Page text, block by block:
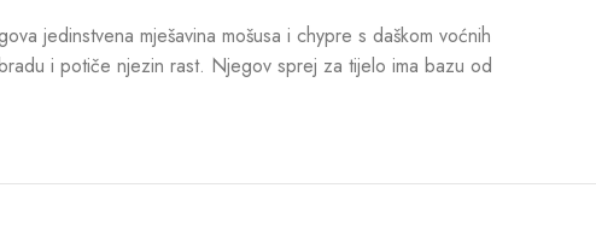
jedinstvena mješavina mošusa i chypre s daškom voćnih
i potiče njezin rast. Njegov sprej za tijelo ima bazu od